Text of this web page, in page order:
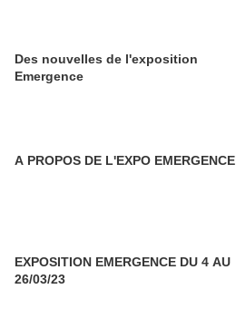
Des nouvelles de l'exposition
Emergence
A PROPOS DE L'EXPO EMERGENCE
EXPOSITION EMERGENCE DU 4 AU
26/03/23